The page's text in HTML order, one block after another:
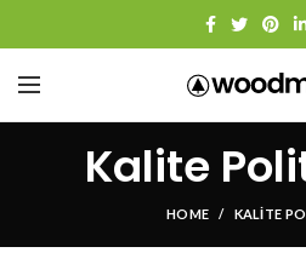
Kalite
HOME KALITE